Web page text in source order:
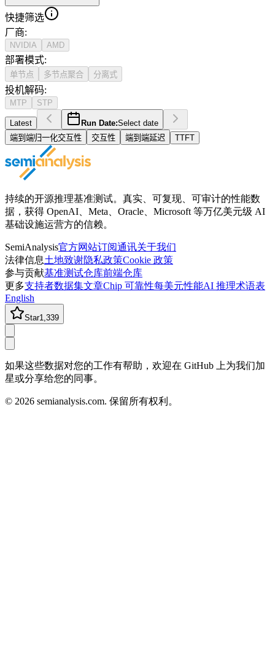
快捷筛选
厂商:
NVIDIA AMD
部署模式:
单节点 多节点聚合 分离式
投机解码:
MTP STP
Latest Run Date:Select date
端到端归一化交互性
交互性 端到端延迟 TTFT
持续的开源推理基准测试。真实、可复现、可审计的性能数
据，获得 OpenAI、Meta、Oracle、Microsoft 等万亿美元级 AI
基础设施运营方的信赖。
SemiAnalysis官方网站订阅通讯关于我们
法律信息土地致谢隐私政策Cookie 政策
参与贡献基准测试仓库前端仓库
更多支持者数据集文章Chip 可靠性每美元性能AI 推理术语表
English
Star1,339
如果这些数据对您的工作有帮助，欢迎在 GitHub 上为我们加
星或分享给您的同事。
© 2026 semianalysis.com. 保留所有权利。